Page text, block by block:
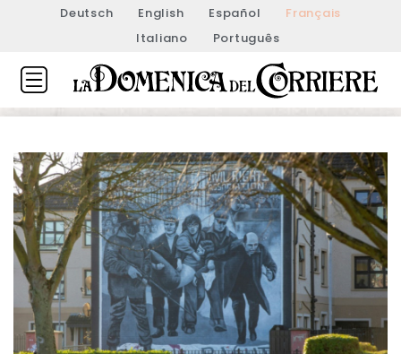
Deutsch English Español
Français
Italiano
Português